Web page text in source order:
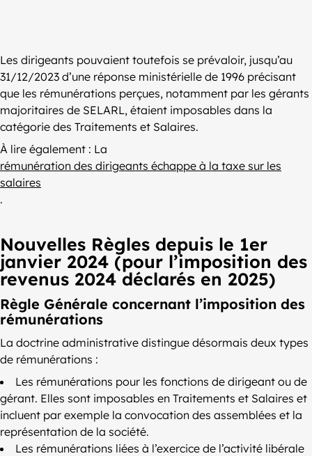
Les dirigeants pouvaient toutefois se prévaloir, jusqu’au
31/12/2023 d’une réponse ministérielle de 1996 précisant
que les rémunérations perçues, notamment par les gérants
majoritaires de SELARL, étaient imposables dans la
catégorie des Traitements et Salaires.
À lire également : La
rémunération des dirigeants échappe à la taxe sur les
salaires
.
Nouvelles Règles depuis le 1er
janvier 2024 (pour l’imposition des
revenus 2024 déclarés en 2025)
Règle Générale concernant l’imposition des
rémunérations
La doctrine administrative distingue désormais deux types
de rémunérations :
Les rémunérations pour les fonctions de dirigeant ou de
gérant. Elles sont imposables en Traitements et Salaires et
incluent par exemple la convocation des assemblées et la
représentation de la société.
Les rémunérations liées à l’exercice de l’activité libérale